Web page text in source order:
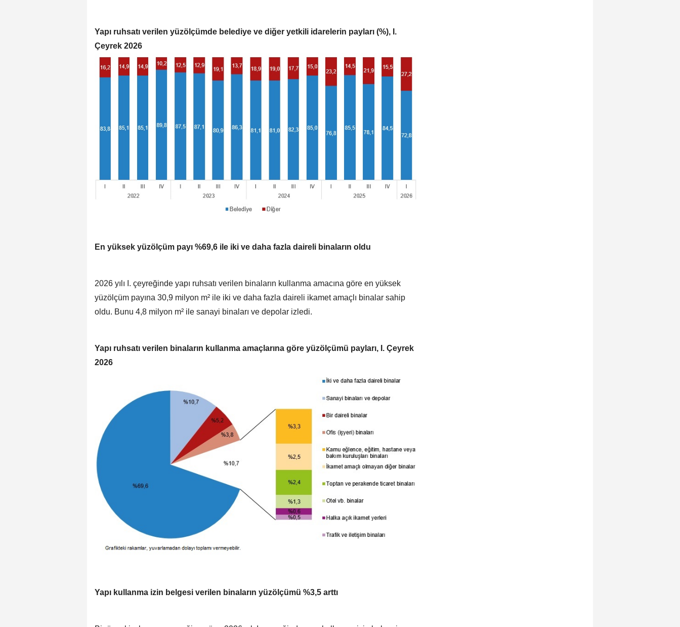
Yapı ruhsatı verilen yüzölçümde belediye ve diğer yetkili idarelerin payları (%), I.
Çeyrek 2026
En yüksek yüzölçüm payı %69,6 ile iki ve daha fazla daireli binaların oldu
2026 yılı I. çeyreğinde yapı ruhsatı verilen binaların kullanma amacına göre en yüksek
yüzölçüm payına 30,9 milyon m² ile iki ve daha fazla daireli ikamet amaçlı binalar sahip
oldu. Bunu 4,8 milyon m² ile sanayi binaları ve depolar izledi.
Yapı ruhsatı verilen binaların kullanma amaçlarına göre yüzölçümü payları, I. Çeyrek
2026
Yapı kullanma izin belgesi verilen binaların yüzölçümü %3,5 arttı